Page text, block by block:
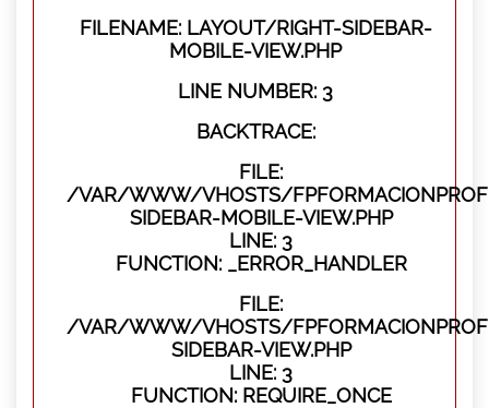
FILENAME: LAYOUT/RIGHT-SIDEBAR-
MOBILE-VIEW.PHP
LINE NUMBER: 3
BACKTRACE:
FILE:
/VAR/WWW/VHOSTS/
SIDEBAR-MOBILE-VIEW.PHP
LINE: 3
FUNCTION: _ERROR_HANDLER
FILE:
/VAR/WWW/VHOSTS/
SIDEBAR-VIEW.PHP
LINE: 3
FUNCTION: REQUIRE_ONCE